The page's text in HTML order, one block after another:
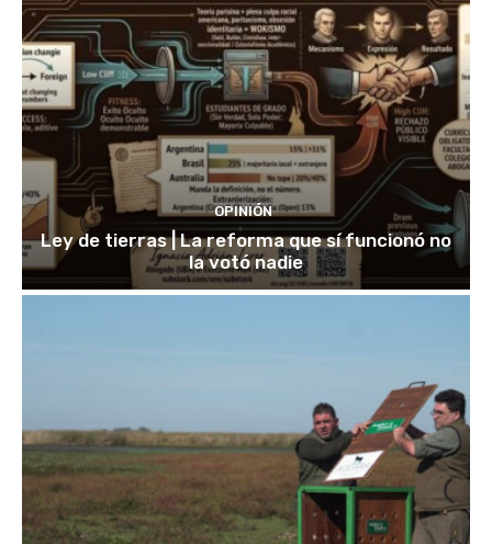
OPINIÓN
Ley de tierras | La reforma que sí funcionó no
la votó nadie